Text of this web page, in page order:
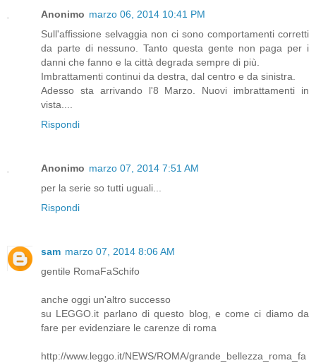
Anonimo marzo 06, 2014 10:41 PM
Sull'affissione selvaggia non ci sono comportamenti corretti
da parte di nessuno. Tanto questa gente non paga per i
danni che fanno e la città degrada sempre di più.
Imbrattamenti continui da destra, dal centro e da sinistra.
Adesso sta arrivando l'8 Marzo. Nuovi imbrattamenti in
vista....
Rispondi
Anonimo marzo 07, 2014 7:51 AM
per la serie so tutti uguali...
Rispondi
sam marzo 07, 2014 8:06 AM
gentile RomaFaSchifo
anche oggi un'altro successo
su LEGGO.it parlano di questo blog, e come ci diamo da
fare per evidenziare le carenze di roma
http://www.leggo.it/NEWS/ROMA/grande_bellezza_roma_fa